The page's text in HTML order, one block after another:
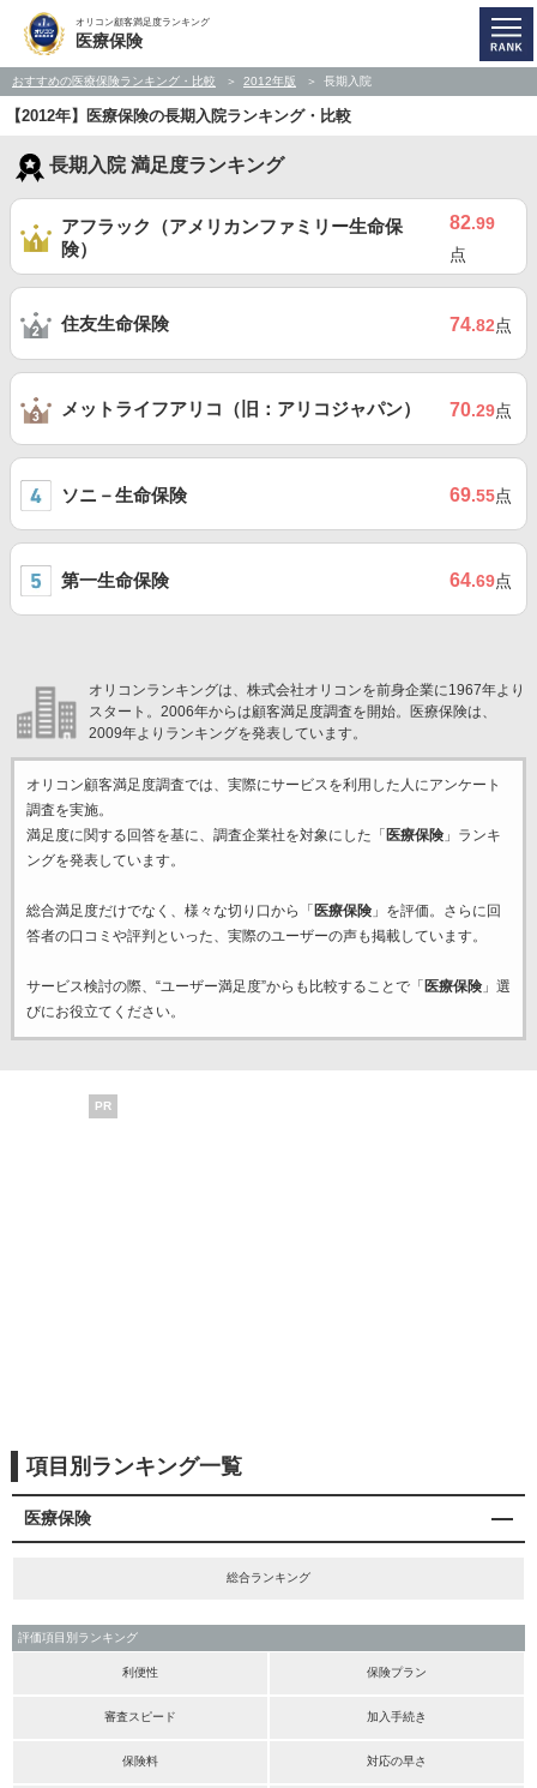
オリコン顧客満足度ランキング
医療保険
おすすめの医療保険ランキング・比較 2012年版 長期入院
【2012年】医療保険の長期入院ランキング・比較
長期入院 満足度ランキング
アフラック（アメリカンファミリー生命保
険）
82.99
点
住友生命保険 74.82点
メットライフアリコ（旧：アリコジャパン） 70.29点
ソニ－生命保険 69.55点
第一生命保険 64.69点
オリコンランキングは、株式会社オリコンを前身企業に1967年より
スタート。2006年からは顧客満足度調査を開始。医療保険は、
2009年よりランキングを発表しています。
オリコン顧客満足度調査では、実際にサービスを利用した 人にアンケート
調査を実施。
満足度に関する回答を基に、調査企業社を対象にした「 医療保険」ランキ
ングを発表しています。
総合満足度だけでなく、様々な切り口から「 医療保険」を評価。さらに回
答者の口コミや評判といった、実際のユーザーの声も掲載しています。
サービス検討の際、“ユーザー満足度”からも比較することで「 医療保険」選
びにお役立てください。
PR
項目別ランキング一覧
医療保険
総合ランキング
評価項目別ランキング
利便性 保険プラン
審査スピード 加入手続き
保険料 対応の早さ